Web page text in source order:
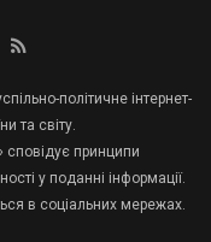
політичне інтернет-
та світу.
сповідує принципи
у поданні інформації.
в соціальних мережах.